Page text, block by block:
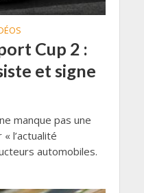
Cup 2 :
et signe
manque pas une
l’actualité
automobiles.